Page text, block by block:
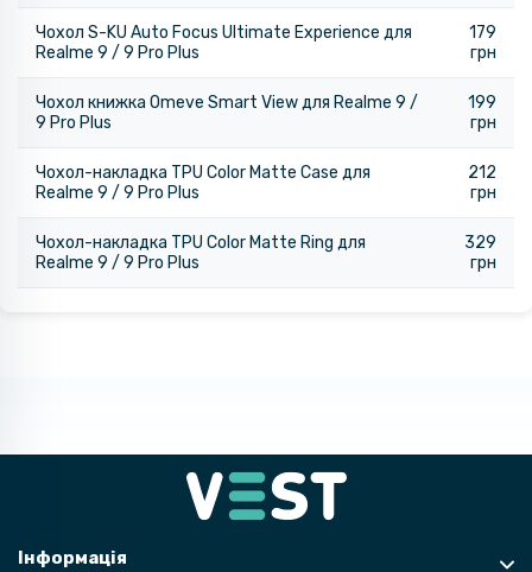
Чохол S-KU Auto Focus Ultimate Experience для
Realme 9 / 9 Pro Plus
179
грн
Чохол книжка Omeve Smart View для Realme 9 /
9 Pro Plus
199
грн
Чохол-накладка TPU Color Matte Case для
Realme 9 / 9 Pro Plus
212
грн
Чохол-накладка TPU Color Matte Ring для
Realme 9 / 9 Pro Plus
329
грн
Інформація